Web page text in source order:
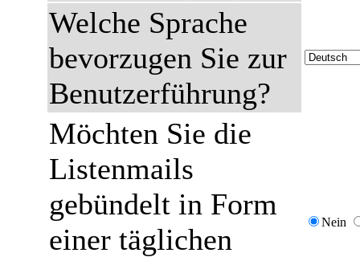
Welche Sprache
bevorzugen Sie zur
Benutzerführung?
Möchten Sie die
Listenmails
gebündelt in Form
einer täglichen
Nein